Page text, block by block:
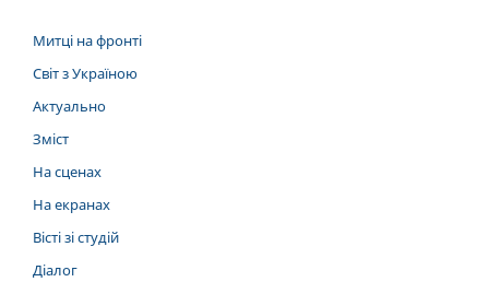
Митці на фронті
Світ з Україною
Актуально
Зміст
На сценах
На екранах
Вісті зі студій
Діалог